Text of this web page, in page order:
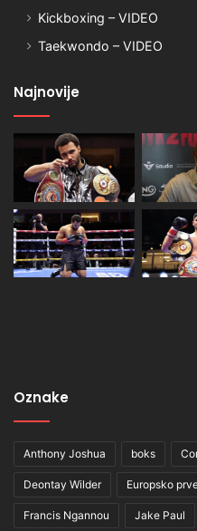
Kickboxing – VIDEO
Taekwondo – VIDEO
Najnovije
Oznake
Anthony Joshua boks
Deontay Wilder Europsko
Francis Ngannou Jake Paul